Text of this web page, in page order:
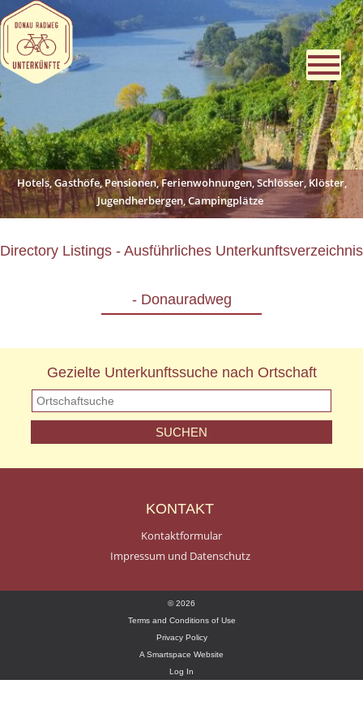
Hotels, Gasthöfe, Pensionen, Ferienwohnungen, Schlösser, Klöster,
Jugendherbergen, Campingplätze
Directory Listings - Ausführliches Unterkunftsverzeichnis
- Donauradweg
Gezielte Unterkunftssuche nach Ortschaft
KONTAKT
Kontaktformular
Impressum und Datenschutz
© 2026
Terms and Conditions of Use
Privacy Policy
A Smartspace Website
Log In